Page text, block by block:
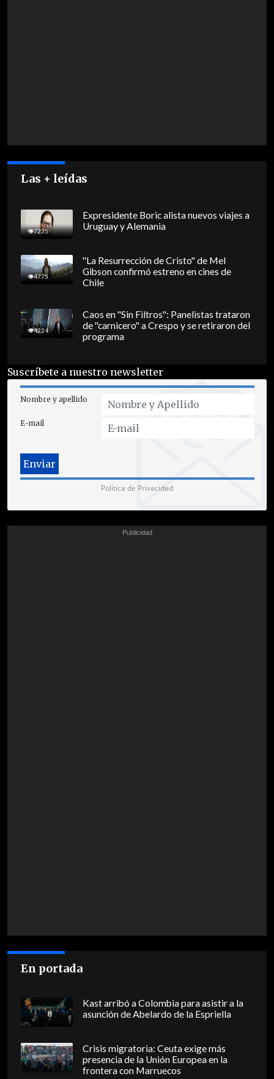
Las + leídas
7235
Expresidente Boric alista nuevos viajes a
Uruguay y Alemania
4775
"La Resurrección de Cristo" de Mel
Gibson confirmó estreno en cines de
Chile
4224
Caos en "Sin Filtros": Panelistas trataron
de "carnicero" a Crespo y se retiraron del
programa
Suscríbete a nuestro newsletter
Nombre y apellido
E-mail
Política de Privacidad
En portada
Kast arribó a Colombia para asistir a la
asunción de Abelardo de la Espriella
Crisis migratoria: Ceuta exige más
presencia de la Unión Europea en la
frontera con Marruecos